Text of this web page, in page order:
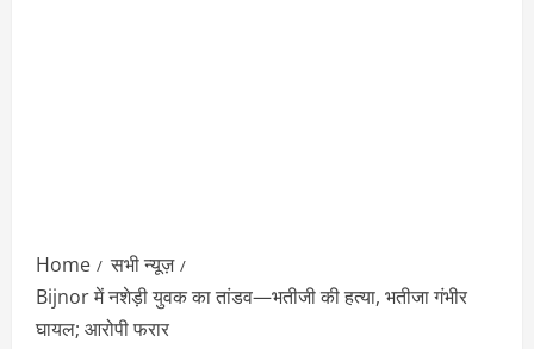
Home
सभी न्यूज़
Bijnor में नशेड़ी युवक का तांडव—भतीजी की हत्या, भतीजा गंभीर
घायल; आरोपी फरार